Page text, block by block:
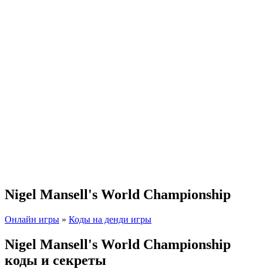
Nigel Mansell's World Championship
Онлайн игры » Коды на денди игры
Nigel Mansell's World Championship
коды и секреты